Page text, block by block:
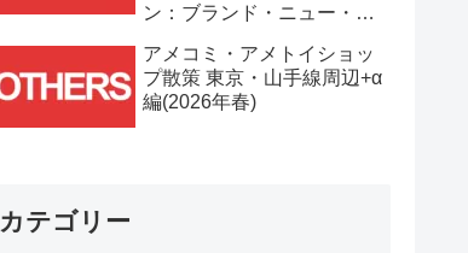
ン：ブランド・ニュー・デ
7/31(金)11時より開始！！
アメコミ・アメトイショッ
プ散策 東京・山手線周辺+α
編(2026年春)
カテゴリー